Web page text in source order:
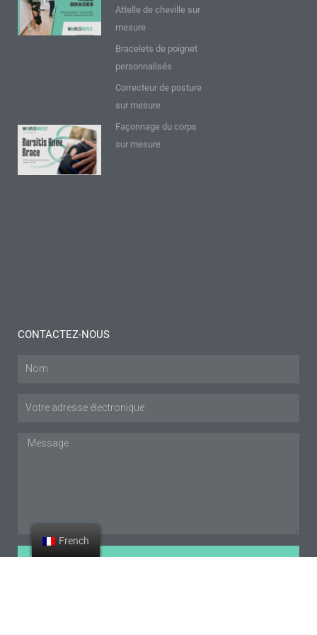
les
genouillères
T Scope :
Perspectives
et conseils
Lire plus "
9 FAQ sur
Attelle de cheville sur
mesure
Bracelets de poignet
personnalisés
Correcteur de posture
sur mesure
Façonnage du corps
sur mesure
CONTACTEZ-NOUS
Nom
Courriel
Message
French